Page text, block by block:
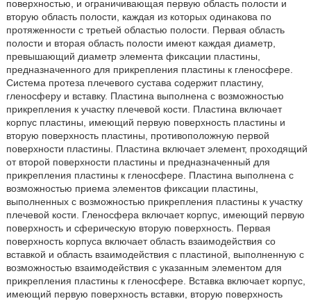
поверхностью, и ограничивающая первую область полости и
вторую область полости, каждая из которых одинакова по
протяженности с третьей областью полости. Первая область
полости и вторая область полости имеют каждая диаметр,
превышающий диаметр элемента фиксации пластины,
предназначенного для прикрепления пластины к гленосфере.
Система протеза плечевого сустава содержит пластину,
гленосферу и вставку. Пластина выполнена с возможностью
прикрепления к участку плечевой кости. Пластина включает
корпус пластины, имеющий первую поверхность пластины и
вторую поверхность пластины, противоположную первой
поверхности пластины. Пластина включает элемент, проходящий
от второй поверхности пластины и предназначенный для
прикрепления пластины к гленосфере. Пластина выполнена с
возможностью приема элементов фиксации пластины,
выполненных с возможностью прикрепления пластины к участку
плечевой кости. Гленосфера включает корпус, имеющий первую
поверхность и сферическую вторую поверхность. Первая
поверхность корпуса включает область взаимодействия со
вставкой и область взаимодействия с пластиной, выполненную с
возможностью взаимодействия с указанным элементом для
прикрепления пластины к гленосфере. Вставка включает корпус,
имеющий первую поверхность вставки, вторую поверхность